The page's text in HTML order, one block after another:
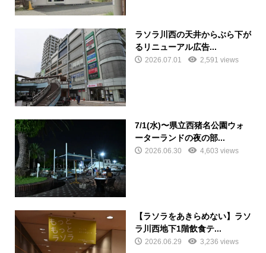
ラソラ川西の天井からぶら下が
るリニューアル広告...
2026.07.01 2,591 views
7/1(水)〜県立西猪名公園ウォ
ーターランドの夜の部...
2026.06.30 4,603 views
【ラソラをあきらめない】ラソ
ラ川西地下1階飲食テ...
2026.06.29 3,236 views